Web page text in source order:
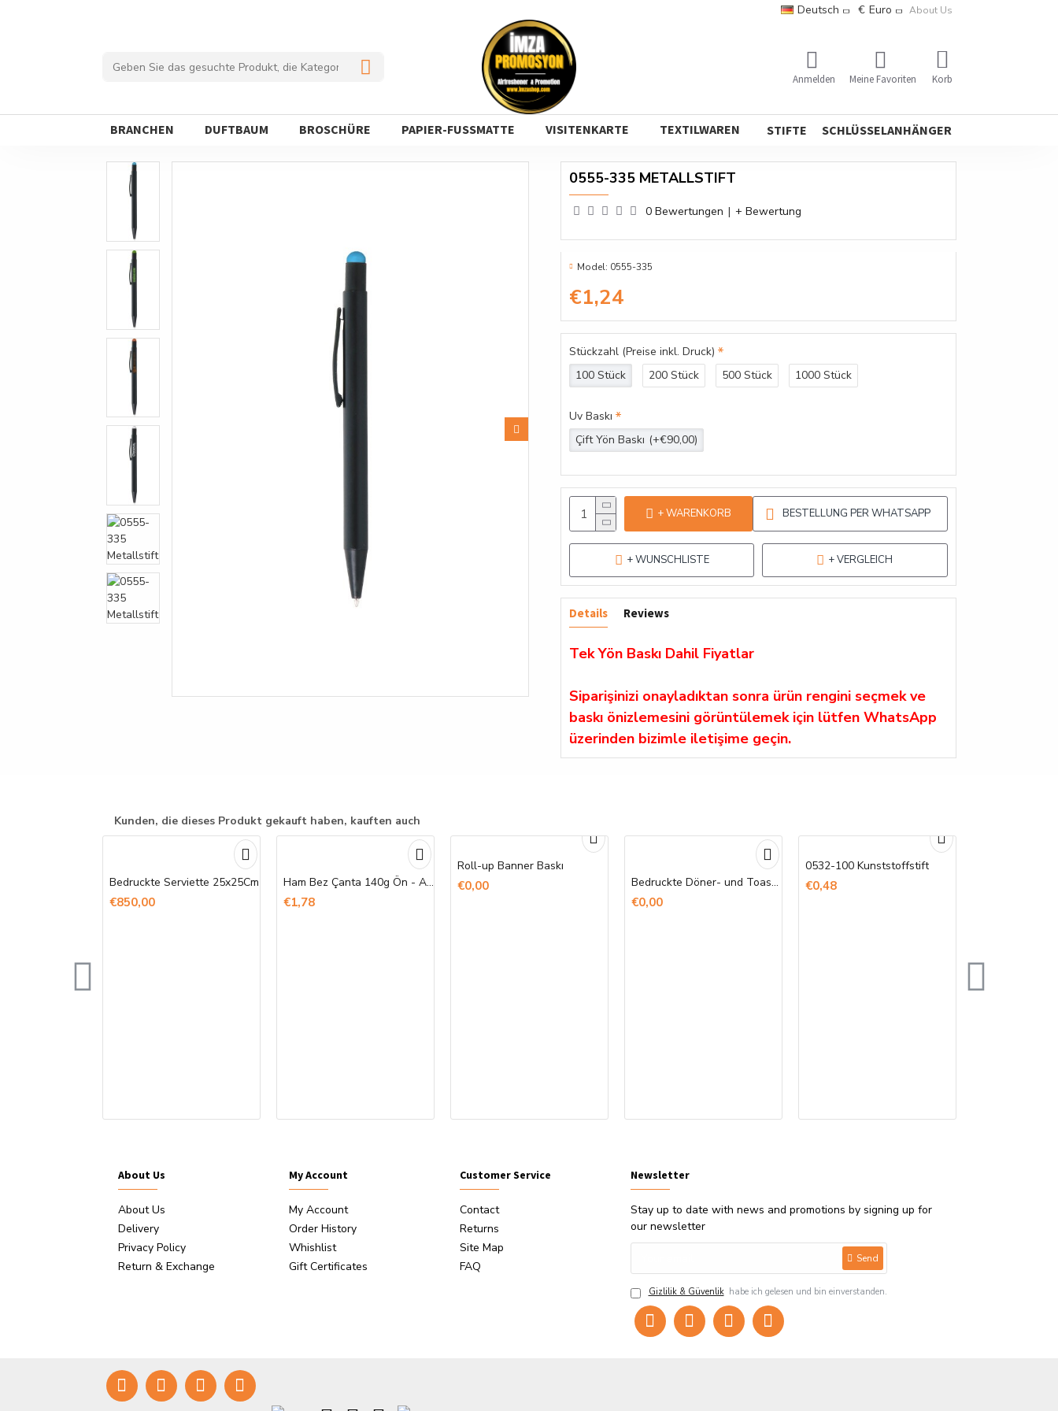
Deutsch € Euro About Us
Anmelden Meine Favoriten Korb
BRANCHEN DUFTBAUM BROSCHÜRE PAPIER-FUSSMATTE VISITENKARTE TEXTILWAREN STIFTE SCHLÜSSELANHÄNGER
0555-335 METALLSTIFT
0 Bewertungen | + Bewertung
€1,24
Model: 0555-335
Stückzahl (Preise inkl. Druck)
100 Stück
200 Stück 500 Stück 1000 Stück
Uv Baskı
Çift Yön Baskı (+€90,00)
+ WARENKORB BESTELLUNG PER WHATSAPP
+ WUNSCHLISTE + VERGLEICH
Details Reviews
Tek Yön Baskı Dahil Fiyatlar
Siparişinizi onayladıktan sonra ürün rengini seçmek ve
baskı önizlemesini görüntülemek için lütfen WhatsApp
üzerinden bizimle iletişime geçin.
Kunden, die dieses Produkt gekauft haben, kauften auch
Bedruckte Serviette 25x25Cm
€850,00
Ham Bez Çanta 140g Ön - Arka Baskı
€1,78
Roll-up Banner Baskı
€0,00 Bedruckte Döner- und Toast-Tüten
€0,00
0532-100 Kunststoffstift
€0,48
About Us
About Us
Delivery
Privacy Policy
Return & Exchange
My Account
My Account
Order History
Whishlist
Gift Certificates
Customer Service
Contact
Returns
Site Map
FAQ
Newsletter
Stay up to date with news and promotions by signing up for
our newsletter
Send
Gizlilik & Güvenlik habe ich gelesen und bin einverstanden.